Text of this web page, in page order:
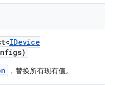
IDevice
，替换所有现有值。